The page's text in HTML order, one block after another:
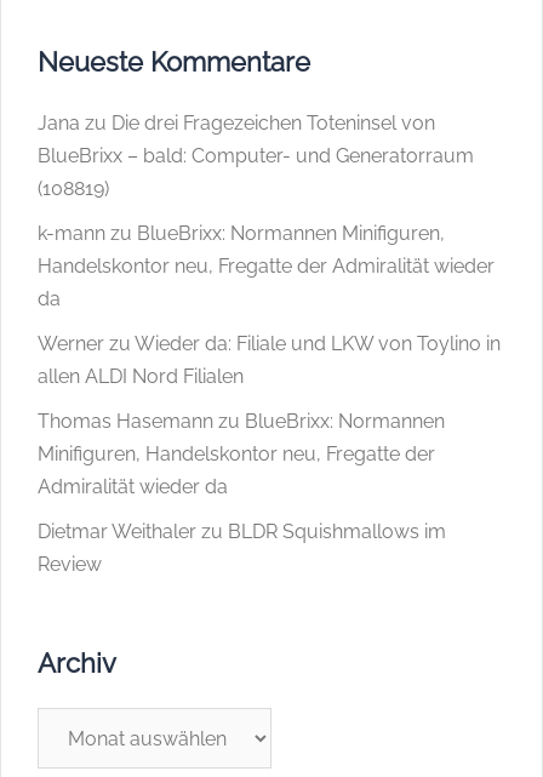
Neueste Kommentare
Jana zu Die drei Fragezeichen Toteninsel von
BlueBrixx – bald: Computer- und Generatorraum
(108819)
k-mann zu BlueBrixx: Normannen Minifiguren,
Handelskontor neu, Fregatte der Admiralität wieder
da
Werner zu Wieder da: Filiale und LKW von Toylino in
allen ALDI Nord Filialen
Thomas Hasemann zu BlueBrixx: Normannen
Minifiguren, Handelskontor neu, Fregatte der
Admiralität wieder da
Dietmar Weithaler zu BLDR Squishmallows im
Review
Archiv